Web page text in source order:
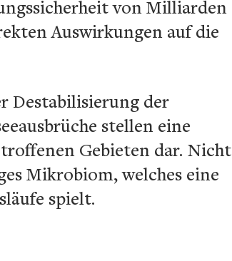
von Milliarden
Auswirkungen auf die
Destabilisierung der
stellen eine
Gebieten dar. Nicht
Mikrobiom, welches eine
spielt.